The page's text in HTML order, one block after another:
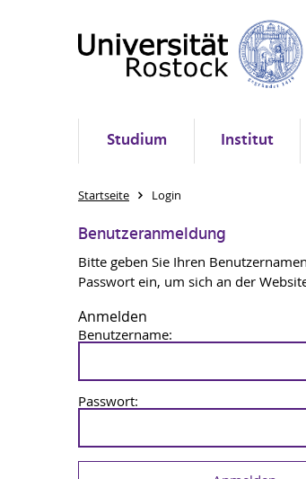
Studium Institut
Startseite Login
Benutzeranmeldung
Bitte geben Sie Ihren
Passwort ein, um sich an der
Anmelden
Benutzername:
Passwort: